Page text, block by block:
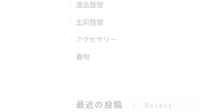
遺品整理
生前整理
アクセサリー
着物
最近の投稿
Recent